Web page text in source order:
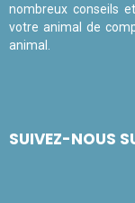
nombreux conseils
votre animal de
animal.
SUIVEZ-NOUS